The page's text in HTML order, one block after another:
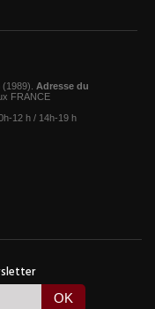
(1989). Adresse du
FRANCE
12 h / 14h-19 h